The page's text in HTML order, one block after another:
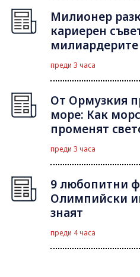
Милионер
кариерен
милиардерите
преди 3 часа
От Ормузкия
море: Как
променят
преди 3 часа
9 любопитни
Олимпийски
знаят
преди 4 часа